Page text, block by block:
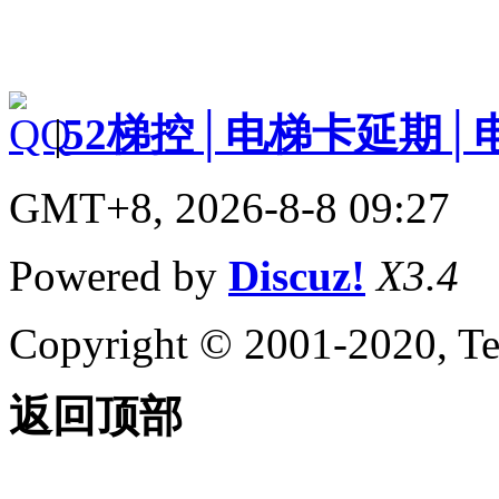
|52梯控│电梯卡延期│
GMT+8, 2026-8-8 09:27
Powered by Discuz! X3.4
Copyright © 2001-2020,
返回顶部